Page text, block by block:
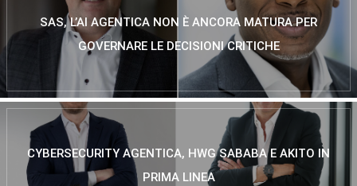
SAS, L’AI AGENTICA NON È ANCORA MATURA PER
GOVERNARE LE DECISIONI CRITICHE
CYBERSECURITY AGENTICA, HWG SABABA E AKITO IN
PRIMA LINEA